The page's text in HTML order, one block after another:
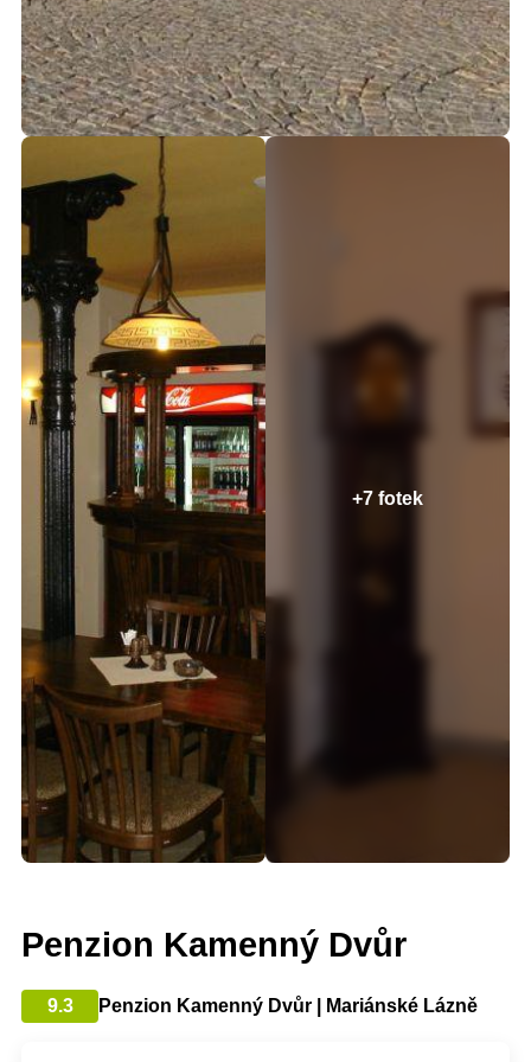
+7 fotek
Penzion Kamenný Dvůr
9.3 Penzion Kamenný Dvůr | Mariánské Lázně